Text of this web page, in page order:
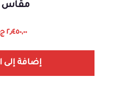
مقاس 18
٢٫٤٥٠,٠٠ ج٫م
إضافة إلى